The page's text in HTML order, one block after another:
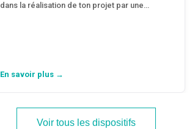
dans la réalisation de ton projet par une…
En savoir plus →
Voir tous les dispositifs